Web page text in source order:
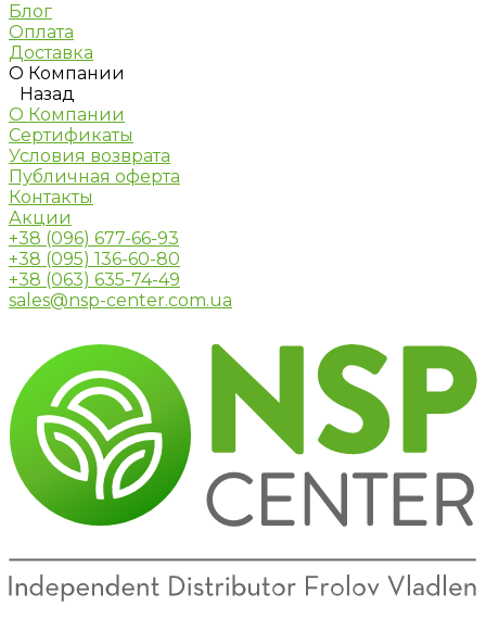
Блог
Оплата
Доставка
О Компании
Назад
О Компании
Сертификаты
Условия возврата
Публичная оферта
Контакты
Акции
+38 (096) 677-66-93
+38 (095) 136-60-80
+38 (063) 635-74-49
sales@nsp-center.com.ua